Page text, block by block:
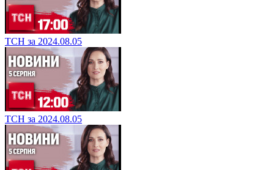
ТСН за 2024.08.05
ТСН за 2024.08.05